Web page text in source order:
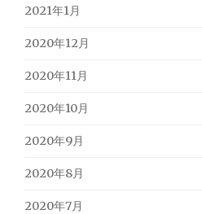
2021年1月
2020年12月
2020年11月
2020年10月
2020年9月
2020年8月
2020年7月